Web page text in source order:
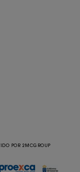
POR 2MCGROUP